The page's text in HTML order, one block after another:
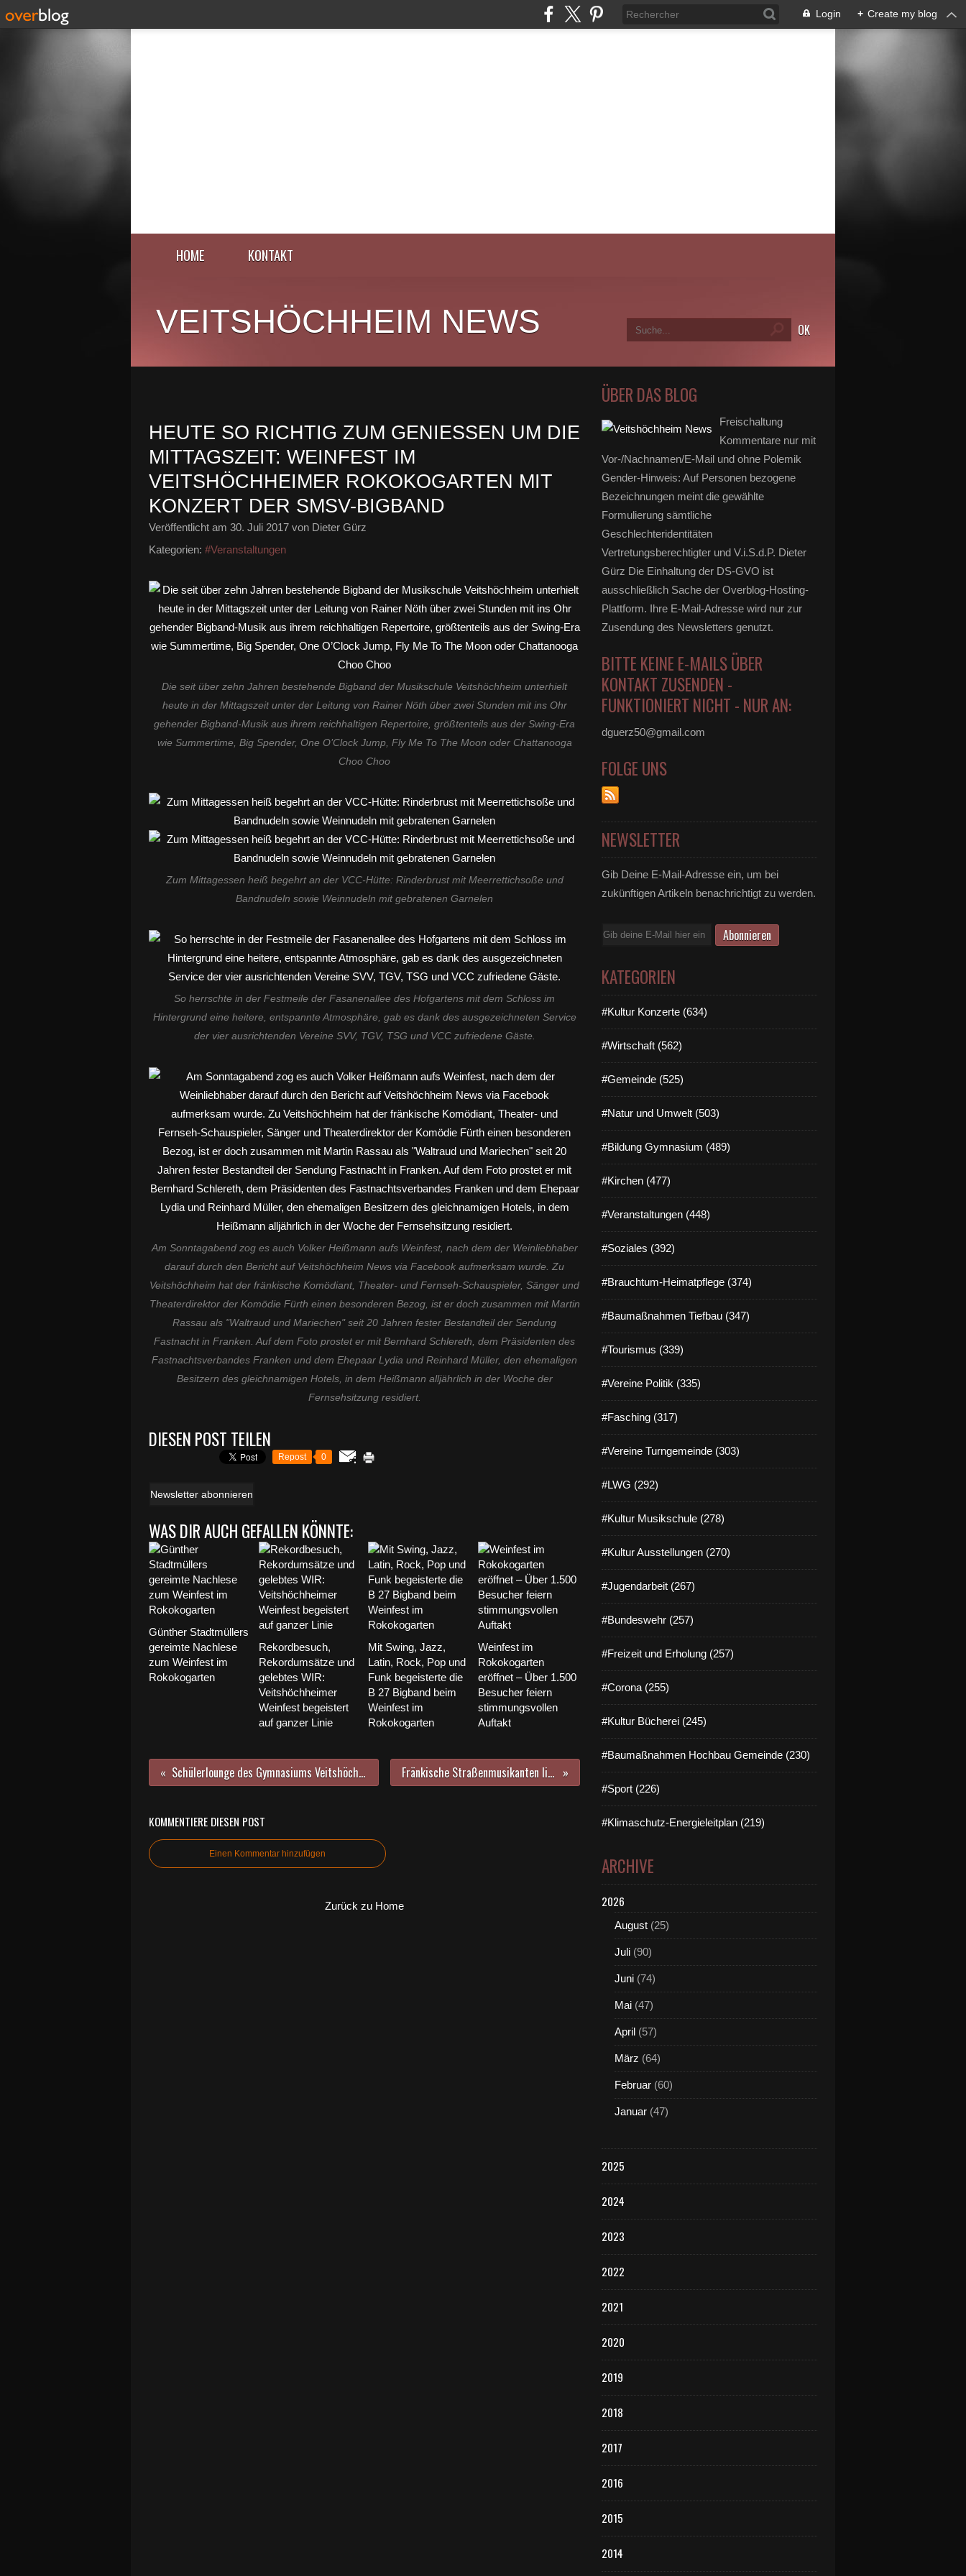
Login + Create my blog
HOME KONTAKT
VEITSHÖCHHEIM NEWS
HEUTE SO RICHTIG ZUM GENIESSEN UM DIE M
ITTAGSZEIT: WEINFEST IM V
EITSHÖCHHEIMER ROKOKOGARTEN MIT K
ONZERT DER SMSV-BIGBAND
Veröffentlicht am 30. Juli 2017 von Dieter Gürz
Kategorien: #Veranstaltungen
Die seit über zehn Jahren bestehende Bigband der Musikschule Veitshöchheim unterhielt
heute in der Mittagszeit unter der Leitung von Rainer Nöth über zwei Stunden mit ins Ohr
gehender Bigband-Musik aus ihrem reichhaltigen Repertoire, größtenteils aus der Swing-Era
wie Summertime, Big Spender, One O’Clock Jump, Fly Me To The Moon oder Chattanooga
Choo Choo
Zum Mittagessen heiß begehrt an der VCC-Hütte: Rinderbrust mit Meerrettichsoße und
Bandnudeln sowie Weinnudeln mit gebratenen Garnelen
So herrschte in der Festmeile der Fasanenallee des Hofgartens mit dem Schloss im
Hintergrund eine heitere, entspannte Atmosphäre, gab es dank des ausgezeichneten Service
der vier ausrichtenden Vereine SVV, TGV, TSG und VCC zufriedene Gäste.
Am Sonntagabend zog es auch Volker Heißmann aufs Weinfest, nach dem der Weinliebhaber
darauf durch den Bericht auf Veitshöchheim News via Facebook aufmerksam wurde. Zu
Veitshöchheim hat der fränkische Komödiant, Theater- und Fernseh-Schauspieler, Sänger und
Theaterdirektor der Komödie Fürth einen besonderen Bezog, ist er doch zusammen mit Martin
Rassau als "Waltraud und Mariechen" seit 20 Jahren fester Bestandteil der Sendung
Fastnacht in Franken. Auf dem Foto prostet er mit Bernhard Schlereth, dem Präsidenten des
Fastnachtsverbandes Franken und dem Ehepaar Lydia und Reinhard Müller, den ehemaligen
Besitzern des gleichnamigen Hotels, in dem Heißmann alljährlich in der Woche der
Fernsehsitzung residiert.
DIESEN POST TEILEN
Repost 0
Newsletter abonnieren
WAS DIR AUCH GEFALLEN KÖNNTE:
Günther Stadtmüllers
gereimte Nachlese
zum Weinfest im
Rokokogarten
Rekordbesuch,
Rekordumsätze und
gelebtes WIR:
Veitshöchheimer
Weinfest begeistert
auf ganzer Linie
Mit Swing, Jazz,
Latin, Rock, Pop und
Funk begeisterte die
B 27 Bigband beim
Weinfest im
Rokokogarten
Weinfest im
Rokokogarten
eröffnet – Über 1.500
Besucher feiern
stimmungsvollen
Auftakt
Schülerlounge des Gymnasiums Veitshöchheim und Eis Stephan beteiligen sich an der team orange-Aktion 500 Deckel gegen Polio Fränkische Straßenmusikanten ließen beim 1. Veitshöchheimer Sommerkonzert den Funken überspringen
KOMMENTIERE DIESEN POST
Einen Kommentar hinzufügen
Zurück zu Home
ÜBER DAS BLOG
Freischaltung
Kommentare nur mit
Vor-/Nachnamen/E-Mail und ohne Polemik
Gender-Hinweis: Auf Personen bezogene
Bezeichnungen meint die gewählte
Formulierung sämtliche
Geschlechteridentitäten
Vertretungsberechtigter und V.i.S.d.P. Dieter
Gürz Die Einhaltung der DS-GVO ist
ausschließlich Sache der Overblog-Hosting-
Plattform. Ihre E-Mail-Adresse wird nur zur
Zusendung des Newsletters genutzt.
BITTE KEINE E-MAILS ÜBER
KONTAKT ZUSENDEN -
FUNKTIONIERT NICHT - NUR AN:
dguerz50@gmail.com
FOLGE UNS
NEWSLETTER
Gib Deine E-Mail-Adresse ein, um bei
zukünftigen Artikeln benachrichtigt zu werden.
E-
KATEGORIEN
#Kultur Konzerte (634)
#Wirtschaft (562)
#Gemeinde (525)
#Natur und Umwelt (503)
#Bildung Gymnasium (489)
#Kirchen (477)
#Veranstaltungen (448)
#Soziales (392)
#Brauchtum-Heimatpflege (374)
#Baumaßnahmen Tiefbau (347)
#Tourismus (339)
#Vereine Politik (335)
#Fasching (317)
#Vereine Turngemeinde (303)
#LWG (292)
#Kultur Musikschule (278)
#Kultur Ausstellungen (270)
#Jugendarbeit (267)
#Bundeswehr (257)
#Freizeit und Erholung (257)
#Corona (255)
#Kultur Bücherei (245)
#Baumaßnahmen Hochbau Gemeinde (230)
#Sport (226)
#Klimaschutz-Energieleitplan (219)
ARCHIVE
2026
August (25)
Juli (90)
Juni (74)
Mai (47)
April (57)
März (64)
Februar (60)
Januar (47)
2025
2024
2023
2022
2021
2020
2019
2018
2017
2016
2015
2014